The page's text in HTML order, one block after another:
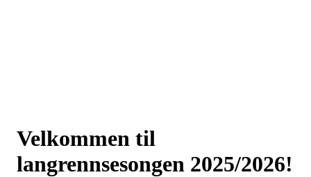
Velkommen til
langrennsesongen 2025/2026!